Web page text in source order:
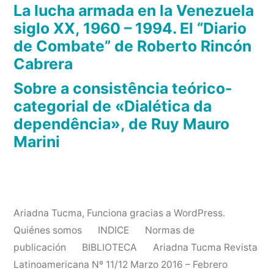
La lucha armada en la Venezuela
siglo XX, 1960 – 1994. El “Diario
de Combate” de Roberto Rincón
Cabrera
Sobre a consistência teórico-
categorial de «Dialética da
dependência», de Ruy Mauro
Marini
Ariadna Tucma, Funciona gracias a WordPress.
Quiénes somos
INDICE
Normas de
publicación
BIBLIOTECA
Ariadna Tucma Revista
Latinoamericana Nº 11/12 Marzo 2016 – Febrero